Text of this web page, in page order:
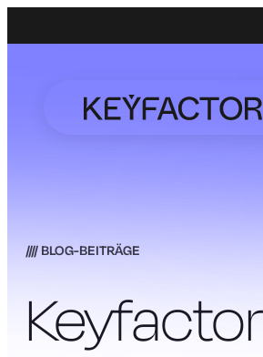
springen
BLOG-BEITRÄGE
Keyfactor